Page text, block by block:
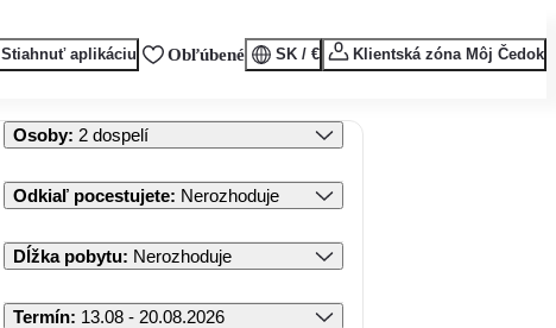
Stiahnuť aplikáciu Obľúbené SK / € Klientská zóna Môj Čedok
Osoby: 2 dospelí
Odkiaľ pocestujete: Nerozhoduje
Dĺžka pobytu: Nerozhoduje
Termín: 13.08 - 20.08.2026